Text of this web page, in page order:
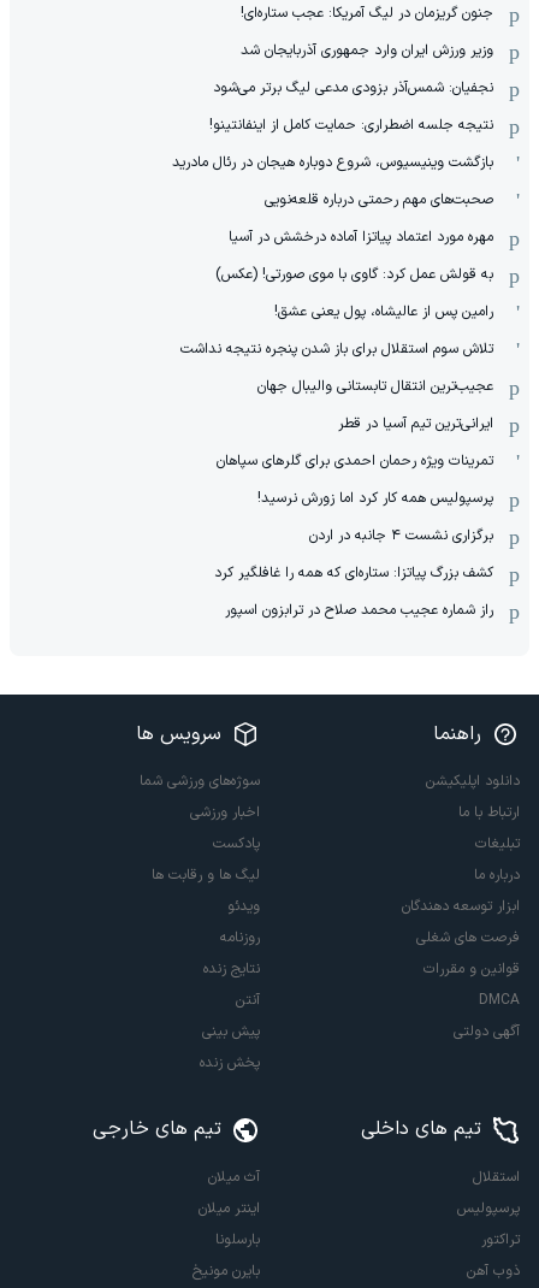
جنون گریزمان در لیگ آمریکا: عجب ستاره‌ای!
وزیر ورزش ایران وارد جمهوری آذربایجان شد
نجفیان: شمس‌آذر بزودی مدعی لیگ برتر می‌شود
نتیجه جلسه اضطراری: حمایت کامل از اینفانتینو!
بازگشت وینیسیوس، شروع دوباره هیجان در رئال مادرید
صحبت‌های مهم رحمتی درباره قلعه‌نویی
مهره مورد اعتماد پیاتزا آماده درخشش در آسیا
به قولش عمل کرد: گاوی با موی صورتی! (عکس)
رامین پس از عالیشاه، پول یعنی عشق!
تلاش سوم استقلال برای باز شدن پنجره نتیجه نداشت
عجیب‌ترین انتقال تابستانی والیبال جهان
ایرانی‌ترین تیم آسیا در قطر
تمرینات ویژه رحمان احمدی برای گلرهای سپاهان
پرسپولیس همه کار کرد اما زورش نرسید!
برگزاری نشست ۴ جانبه در اردن
کشف بزرگ پیاتزا: ستاره‌ای که همه را غافلگیر کرد
راز شماره عجیب محمد صلاح در ترابزون اسپور
راهنما
دانلود اپلیکیشن
ارتباط با ما
تبلیغات
درباره ما
ابزار توسعه دهندگان
فرصت های شغلی
قوانین و مقررات
DMCA
آگهی دولتی
سرویس ها
سوژه‌های ورزشی شما
اخبار ورزشی
پادکست
لیگ ها و رقابت ها
ویدئو
روزنامه
نتایج زنده
آنتن
پیش بینی
پخش زنده
تیم های داخلی
استقلال
پرسپولیس
تراکتور
ذوب آهن
تیم های خارجی
آث میلان
اینتر میلان
بارسلونا
بایرن مونیخ